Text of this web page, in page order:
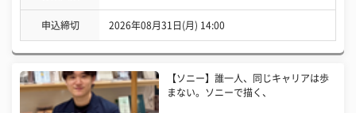
申込締切 2026年08月31日(月) 14:00
【ソニー】誰一人、同じキャリアは歩
まない。ソニーで描く、